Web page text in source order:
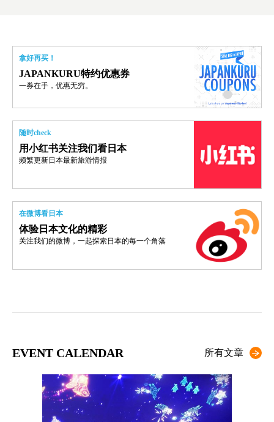
拿好再买！
JAPANKURU特约优惠券
一券在手，优惠无穷。
随时check
用小红书关注我们看日本
频繁更新日本最新旅游情报
在微博看日本
体验日本文化的精彩
关注我们的微博，一起探索日本的每一个角落
EVENT CALENDAR 所有文章